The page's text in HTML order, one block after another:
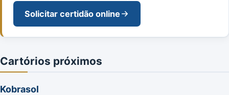
Solicitar certidão online
Cartórios próximos
Kobrasol